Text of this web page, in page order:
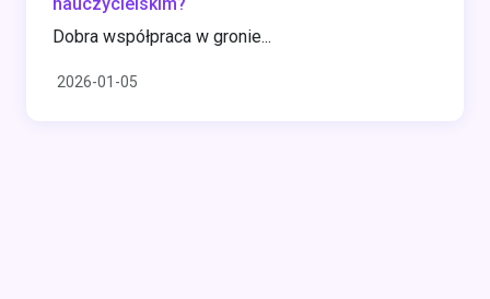
Dobra współpraca w gronie...
2026-01-05